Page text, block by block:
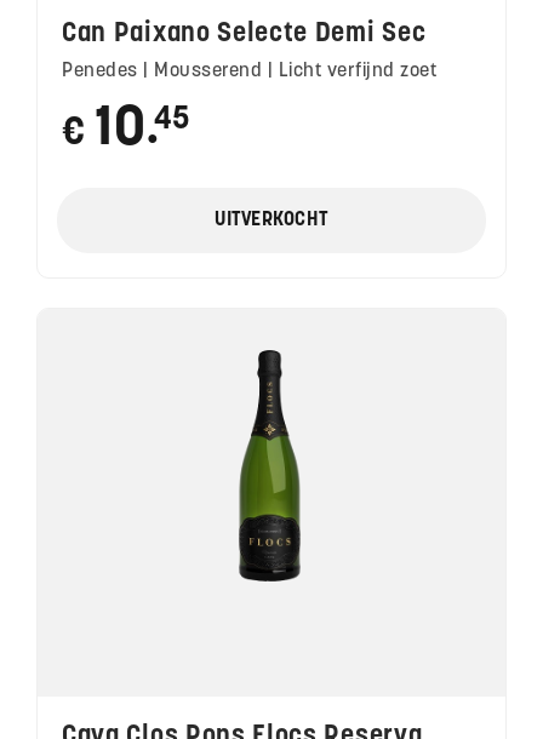
Can Paixano Selecte Demi Sec
Penedes | Mousserend | Licht verfijnd zoet
€ 10 ●
45
UITVERKOCHT